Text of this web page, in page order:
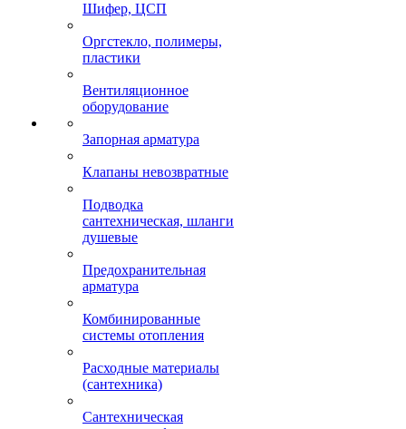
Шифер, ЦСП
Оргстекло, полимеры,
пластики
Вентиляционное
оборудование
Запорная арматура
Клапаны невозвратные
Подводка
сантехническая, шланги
душевые
Предохранительная
арматура
Комбинированные
системы отопления
Расходные материалы
(сантехника)
Сантехническая